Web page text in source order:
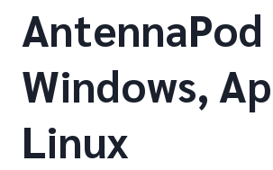
Windows,
Linux